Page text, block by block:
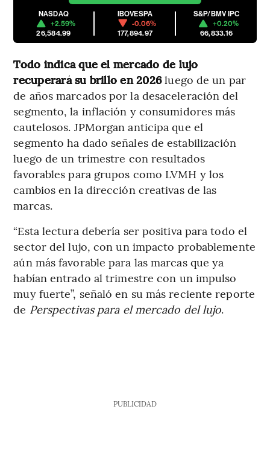
NASDAQ
+2.59%
26,584.99
IBOVESPA
-0.06%
177,894.97
S&P/BMV IPC
+0.20%
66,833.16
Todo indica que el mercado de lujo
recuperará su brillo en 2026luego de un par
de años marcados por la desaceleración del
segmento, la inflación y consumidores más
cautelosos. JPMorgan anticipa que el
segmento ha dado señales de estabilización
luego de un trimestre con resultados
favorables para grupos como LVMH y los
cambios en la dirección creativas de las
marcas.
“Esta lectura debería ser positiva para todo el
sector del lujo, con un impacto probablemente
aún más favorable para las marcas que ya
habían entrado al trimestre con un impulso
muy fuerte”, señaló en su más reciente reporte
de Perspectivas para el mercado del lujo.
PUBLICIDAD